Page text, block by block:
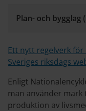
Plan- och bygglag
Ett nytt regelverk för
Sveriges riksdags
Enligt
man använder
produktion av